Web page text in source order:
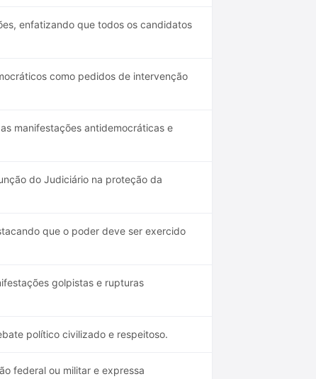
enfatizando que todos os candidatos
como pedidos de intervenção
manifestações antidemocráticas e
do Judiciário na proteção da
que o poder deve ser exercido
golpistas e rupturas
político civilizado e respeitoso.
federal ou militar e expressa